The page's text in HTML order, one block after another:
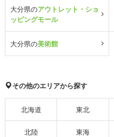
大分県のアウトレット・ショ
ッピングモール
大分県の美術館
その他のエリアから探す
北海道 東北
北陸 東海